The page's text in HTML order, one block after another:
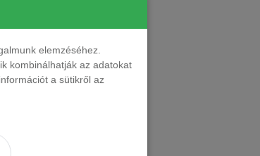
elemzéséhez.
kombinálhatják az adatokat
a sütikről az